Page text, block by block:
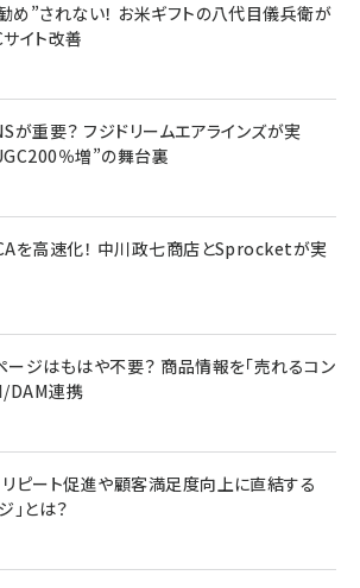
”されない！ お米ギフトの八代目儀兵衛が
イト改善
が重要？ フジドリームエアラインズが実
％増”の舞台裏
を高速化！ 中川政七商店とSprocketが実
ージはもはや不要？ 商品情報を「売れるコン
DAM連携
リピート促進や顧客満足度向上に直結する
」とは？